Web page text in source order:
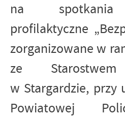
na spotkania
profilaktyczne
zorganizowane w
ze Starostwem
w Stargardzie, przy
Powiatowej